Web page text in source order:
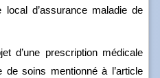
local d’assurance maladie de
d’une prescription médicale
de soins mentionné à l’article